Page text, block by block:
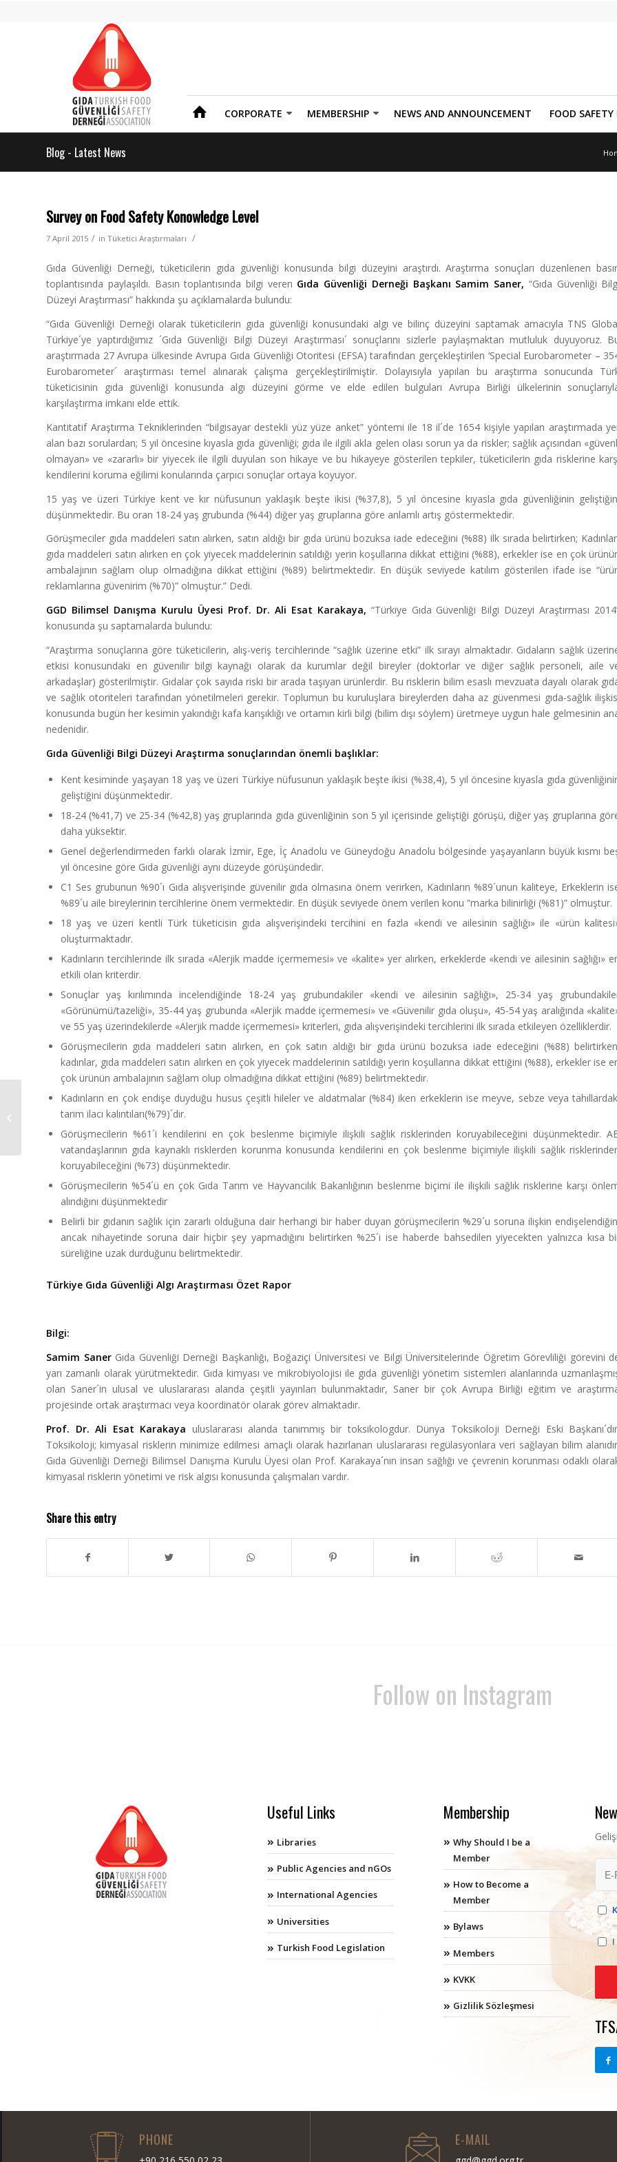
CORPORATE MEMBERSHIP NEWS AND ANNOUNCEMENT FOOD
Blog - Latest News
Survey on Food Safety Konowledge Level
7 April 2015 / in Tüketici Araştırmaları /
Gıda Güvenliği Derneği, tüketicilerin gıda güvenliği konusunda bilgi düzeyini araştırdı. Araştırma sonuçları düzenlenen
toplantısında paylaşıldı. Basın toplantısında bilgi veren Gıda Güvenliği Derneği Başkanı Samim Saner, “Gıda Güvenliği
Düzeyi Araştırması” hakkında şu açıklamalarda bulundu:
“Gıda Güvenliği Derneği olarak tüketicilerin gıda güvenliği konusundaki algı ve bilinç düzeyini saptamak amacıyla TNS
Türkiye´ye yaptırdığımız ´Gıda Güvenliği Bilgi Düzeyi Araştırması´ sonuçlarını sizlerle paylaşmaktan mutluluk duyuyoruz.
araştırmada 27 Avrupa ülkesinde Avrupa Gıda Güvenliği Otoritesi (EFSA) tarafından gerçekleştirilen ‘Special Eurobarometer –
Eurobarometer´ araştırması temel alınarak çalışma gerçekleştirilmiştir. Dolayısıyla yapılan bu araştırma sonucunda
tüketicisinin gıda güvenliği konusunda algı düzeyini görme ve elde edilen bulguları Avrupa Birliği ülkelerinin
karşılaştırma imkanı elde ettik.
Kantitatif Araştırma Tekniklerinden “bilgisayar destekli yüz yüze anket” yöntemi ile 18 il´de 1654 kişiyle yapılan araştırmada
alan bazı sorulardan; 5 yıl öncesine kıyasla gıda güvenliği; gıda ile ilgili akla gelen olası sorun ya da riskler; sağlık açısından
olmayan» ve «zararlı» bir yiyecek ile ilgili duyulan son hikaye ve bu hikayeye gösterilen tepkiler, tüketicilerin gıda risklerine
kendilerini koruma eğilimi konularında çarpıcı sonuçlar ortaya koyuyor.
15 yaş ve üzeri Türkiye kent ve kır nüfusunun yaklaşık beşte ikisi (%37,8), 5 yıl öncesine kıyasla gıda güvenliğinin
düşünmektedir. Bu oran 18-24 yaş grubunda (%44) diğer yaş gruplarına göre anlamlı artış göstermektedir.
Görüşmeciler gıda maddeleri satın alırken, satın aldığı bir gıda ürünü bozuksa iade edeceğini (%88) ilk sırada belirtirken;
gıda maddeleri satın alırken en çok yiyecek maddelerinin satıldığı yerin koşullarına dikkat ettiğini (%88), erkekler ise en çok
ambalajının sağlam olup olmadığına dikkat ettiğini (%89) belirtmektedir. En düşük seviyede katılım gösterilen ifade ise
reklamlarına güvenirim (%70)” olmuştur.” Dedi.
GGD Bilimsel Danışma Kurulu Üyesi Prof. Dr. Ali Esat Karakaya, “Türkiye Gıda Güvenliği Bilgi Düzeyi Araştırması
konusunda şu saptamalarda bulundu:
“Araştırma sonuçlarına göre tüketicilerin, alış-veriş tercihlerinde “sağlık üzerine etki” ilk sırayı almaktadır. Gıdaların sağlık
etkisi konusundaki en güvenilir bilgi kaynağı olarak da kurumlar değil bireyler (doktorlar ve diğer sağlık personeli, aile
arkadaşlar) gösterilmiştir. Gıdalar çok sayıda riski bir arada taşıyan ürünlerdir. Bu risklerin bilim esaslı mevzuata dayalı olarak
ve sağlık otoriteleri tarafından yönetilmeleri gerekir. Toplumun bu kuruluşlara bireylerden daha az güvenmesi gıda-sağlık
konusunda bugün her kesimin yakındığı kafa karışıklığı ve ortamın kirli bilgi (bilim dışı söylem) üretmeye uygun hale gelmesinin
nedenidir.
Gıda Güvenliği Bilgi Düzeyi Araştırma sonuçlarından önemli başlıklar:
Kent kesiminde yaşayan 18 yaş ve üzeri Türkiye nüfusunun yaklaşık beşte ikisi (%38,4), 5 yıl öncesine kıyasla gıda
geliştiğini düşünmektedir.
18-24 (%41,7) ve 25-34 (%42,8) yaş gruplarında gıda güvenliğinin son 5 yıl içerisinde geliştiği görüşü, diğer yaş gruplarına
daha yüksektir.
Genel değerlendirmeden farklı olarak İzmir, Ege, İç Anadolu ve Güneydoğu Anadolu bölgesinde yaşayanların büyük kısmı
yıl öncesine göre Gıda güvenliği aynı düzeyde görüşündedir.
C1 Ses grubunun %90´ı Gıda alışverişinde güvenilir gıda olmasına önem verirken, Kadınların %89´unun kaliteye, Erkeklerin
%89´u aile bireylerinin tercihlerine önem vermektedir. En düşük seviyede önem verilen konu “marka bilinirliği (%81)” olmuştur.
18 yaş ve üzeri kentli Türk tüketicisin gıda alışverişindeki tercihini en fazla «kendi ve ailesinin sağlığı» ile «ürün
oluşturmaktadır.
Kadınların tercihlerinde ilk sırada «Alerjik madde içermemesi» ve «kalite» yer alırken, erkeklerde «kendi ve ailesinin sağlığı»
etkili olan kriterdir.
Sonuçlar yaş kırılımında incelendiğinde 18-24 yaş grubundakiler «kendi ve ailesinin sağlığı», 25-34 yaş
«Görünümü/tazeliği», 35-44 yaş grubunda «Alerjik madde içermemesi» ve «Güvenilir gıda oluşu», 45-54 yaş aralığında
ve 55 yaş üzerindekilerde «Alerjik madde içermemesi» kriterleri, gıda alışverişindeki tercihlerini ilk sırada etkileyen özelliklerdir.
Görüşmecilerin gıda maddeleri satın alırken, en çok satın aldığı bir gıda ürünü bozuksa iade edeceğini (%88)
kadınlar, gıda maddeleri satın alırken en çok yiyecek maddelerinin satıldığı yerin koşullarına dikkat ettiğini (%88), erkekler ise
çok ürünün ambalajının sağlam olup olmadığına dikkat ettiğini (%89) belirtmektedir.
Kadınların en çok endişe duyduğu husus çeşitli hileler ve aldatmalar (%84) iken erkeklerin ise meyve, sebze veya
tarım ilacı kalıntıları(%79)´dır.
Görüşmecilerin %61´i kendilerini en çok beslenme biçimiyle ilişkili sağlık risklerinden koruyabileceğini düşünmektedir.
vatandaşlarının gıda kaynaklı risklerden korunma konusunda kendilerini en çok beslenme biçimiyle ilişkili sağlık
koruyabileceğini (%73) düşünmektedir.
Görüşmecilerin %54´ü en çok Gıda Tarım ve Hayvancılık Bakanlığının beslenme biçimi ile ilişkili sağlık risklerine karşı
alındığını düşünmektedir
Belirli bir gıdanın sağlık için zararlı olduğuna dair herhangi bir haber duyan görüşmecilerin %29´u soruna ilişkin
ancak nihayetinde soruna dair hiçbir şey yapmadığını belirtirken %25´i ise haberde bahsedilen yiyecekten yalnızca kısa
süreliğine uzak durduğunu belirtmektedir.
Türkiye Gıda Güvenliği Algı Araştırması Özet Rapor
Bilgi:
Samim SanerGıda Güvenliği Derneği Başkanlığı, Boğaziçi Üniversitesi ve Bilgi Üniversitelerinde Öğretim Görevliliği görevini
yarı zamanlı olarak yürütmektedir. Gıda kimyası ve mikrobiyolojisi ile gıda güvenliği yönetim sistemleri alanlarında
olan Saner´in ulusal ve uluslararası alanda çeşitli yayınları bulunmaktadır, Saner bir çok Avrupa Birliği eğitim ve
projesinde ortak araştırmacı veya koordinatör olarak görev almaktadır.
Prof. Dr. Ali Esat Karakaya uluslararası alanda tanımmış bir toksikologdur. Dünya Toksikoloji Derneği Eski
Toksikoloji; kimyasal risklerin minimize edilmesi amaçlı olarak hazırlanan uluslararası regülasyonlara veri sağlayan bilim
Gıda Güvenliği Derneği Bilimsel Danışma Kurulu Üyesi olan Prof. Karakaya´nın insan sağlığı ve çevrenin korunması odaklı
kimyasal risklerin yönetimi ve risk algısı konusunda çalışmaları vardır.
Share this entry
Follow on Instagram
Useful Links
Libraries
Public Agencies and nGOs
International Agencies
Universities
Turkish Food Legislation
Membership
Why Should I be a
Member
How to Become a
Member
Bylaws
Members
KVKK
Gizlilik Sözleşmesi
PHONE E-MAIL
What do the Labels